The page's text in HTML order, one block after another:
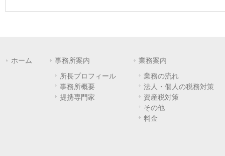
ホーム
事務所案内
所長プロフィール
事務所概要
提携専門家
業務案内
業務の流れ
法人・個人の税務対策
資産税対策
その他
料金